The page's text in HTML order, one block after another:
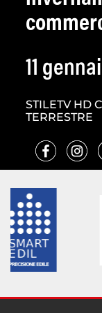
11
STILETV HD
TERRESTRE